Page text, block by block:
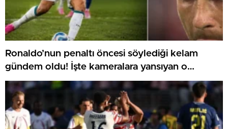
Ronaldo’nun penaltı öncesi söylediği kelam
gündem oldu! İşte kameralara yansıyan o
görüntü…